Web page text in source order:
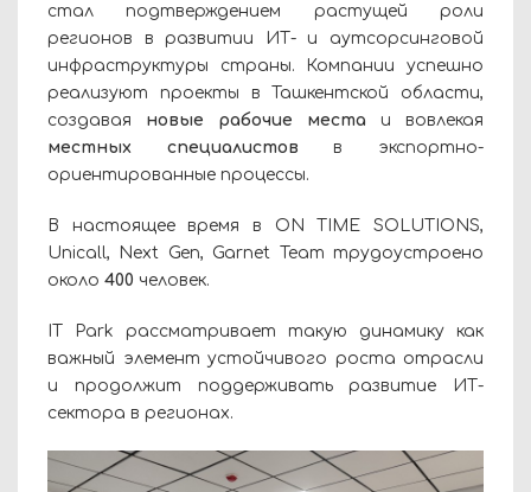
стал подтверждением растущей роли
регионов в развитии ИТ- и аутсорсинговой
инфраструктуры страны. Компании успешно
реализуют проекты в Ташкентской области,
создавая новые рабочие места и вовлекая
местных специалистов в экспортно-
ориентированные процессы.
В настоящее время в ON TIME SOLUTIONS,
Unicall, Next Gen, Garnet Team трудоустроено
около 400 человек.
IT Park рассматривает такую динамику как
важный элемент устойчивого роста отрасли
и продолжит поддерживать развитие ИТ-
сектора в регионах.